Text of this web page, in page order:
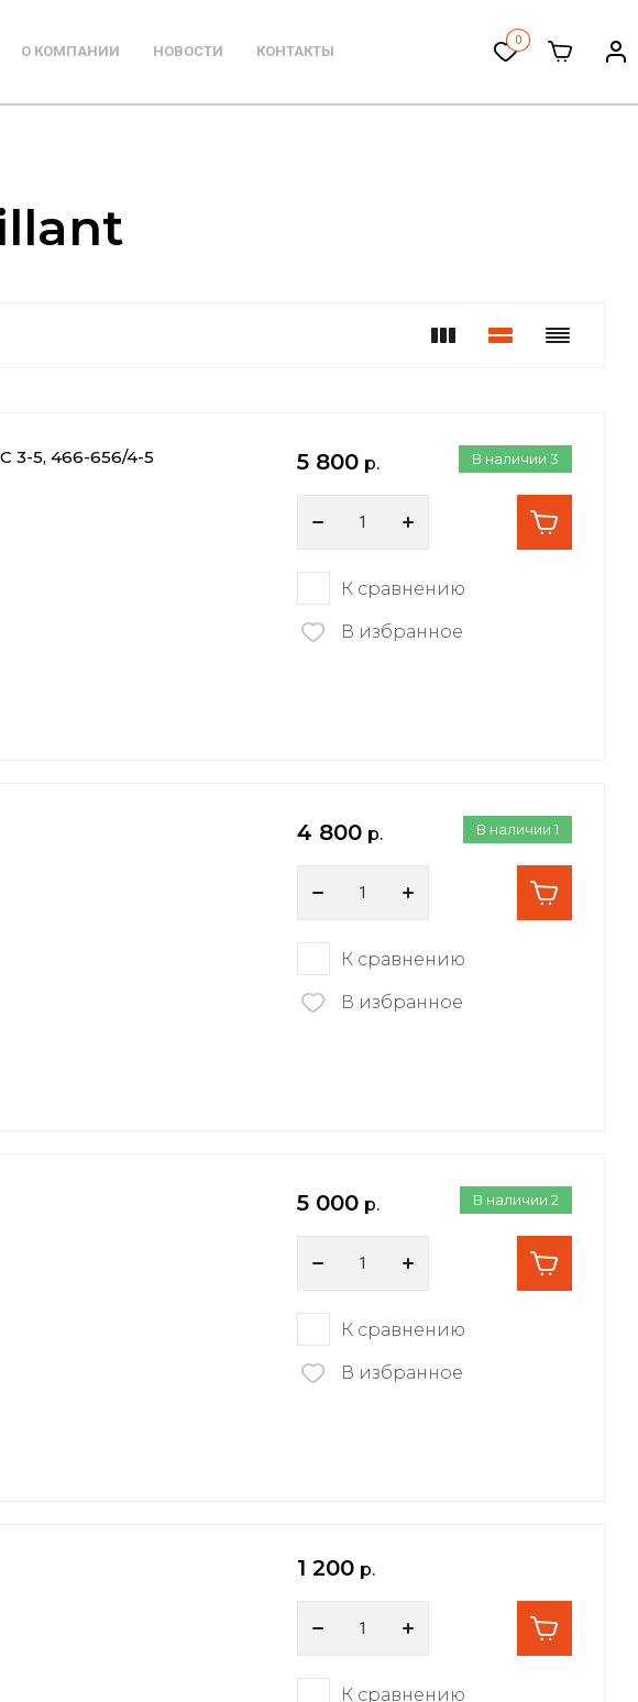
О КОМПАНИИ НОВОСТИ КОНТАКТЫ
0
3-5, 466-656/4-5 В наличии 3
5 800 р.
К сравнению
В избранное
В наличии 1
4 800 р.
К сравнению
В избранное
В наличии 2
5 000 р.
К сравнению
В избранное
1 200 р.
К сравнению